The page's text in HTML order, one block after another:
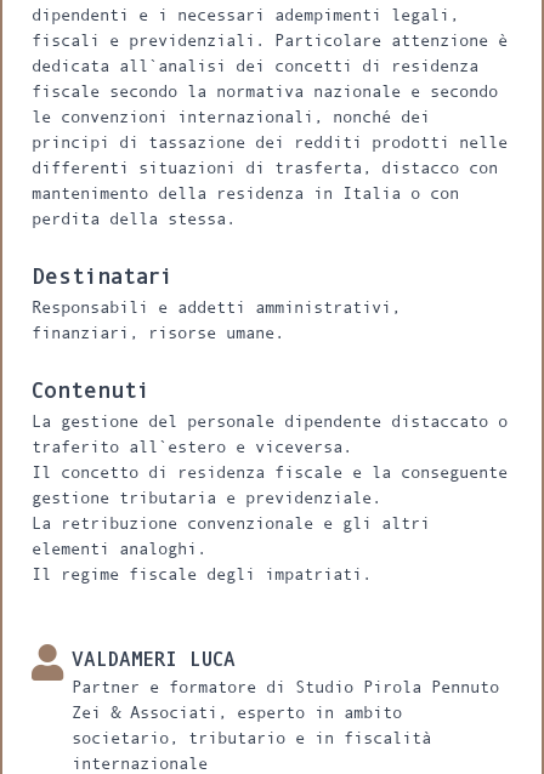
dipendenti e i necessari adempimenti legali,
fiscali e previdenziali. Particolare attenzione è
dedicata all`analisi dei concetti di residenza
fiscale secondo la normativa nazionale e secondo
le convenzioni internazionali, nonché dei
principi di tassazione dei redditi prodotti nelle
differenti situazioni di trasferta, distacco con
mantenimento della residenza in Italia o con
perdita della stessa.
Destinatari
Responsabili e addetti amministrativi,
finanziari, risorse umane.
Contenuti
La gestione del personale dipendente distaccato o
traferito all`estero e viceversa.
Il concetto di residenza fiscale e la conseguente
gestione tributaria e previdenziale.
La retribuzione convenzionale e gli altri
elementi analoghi.
Il regime fiscale degli impatriati.
VALDAMERI LUCA
Partner e formatore di Studio Pirola Pennuto
Zei & Associati, esperto in ambito
societario, tributario e in fiscalità
internazionale